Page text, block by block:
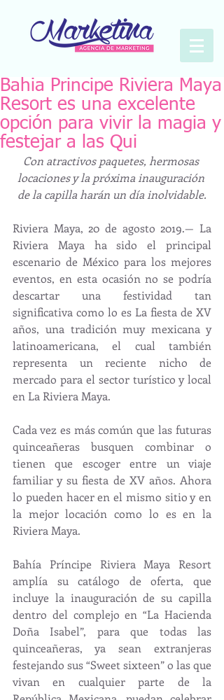
Bahia Principe Riviera Maya
Resort es una excelente
opción para vivir la magia y
festejar a las Qui
Con atractivos paquetes, hermosas
locaciones y la próxima inauguración
de la capilla harán un día inolvidable.
Riviera Maya, 20 de agosto 2019.— La
Riviera Maya ha sido el principal
escenario de México para los mejores
eventos, en esta ocasión no se podría
descartar una festividad tan
significativa como lo es La fiesta de XV
años, una tradición muy mexicana y
latinoamericana, el cual también
representa un reciente nicho de
mercado para el sector turístico y local
en La Riviera Maya.
Cada vez es más común que las futuras
quinceañeras busquen combinar o
tienen que escoger entre un viaje
familiar y su fiesta de XV años. Ahora
lo pueden hacer en el mismo sitio y en
la mejor locación como lo es en la
Riviera Maya.
Bahía Príncipe Riviera Maya Resort
amplía su catálogo de oferta, que
incluye la inauguración de su capilla
dentro del complejo en “La Hacienda
Doña Isabel”, para que todas las
quinceañeras, ya sean extranjeras
festejando sus “Sweet sixteen” o las que
vivan en cualquier parte de la